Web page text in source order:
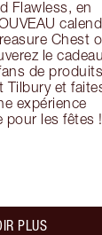
Flawless, en
Chest
le cadeau
de
Tilbury et
expérience
pour les fêtes !
PLUSabout the